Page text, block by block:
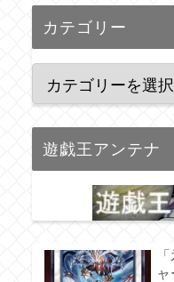
カテゴリー
遊戯王アンテナ